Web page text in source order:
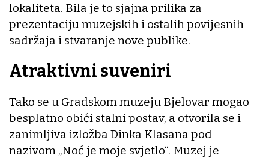
lokaliteta. Bila je to sjajna prilika za
prezentaciju muzejskih i ostalih povijesnih
sadržaja i stvaranje nove publike.
Atraktivni suveniri
Tako se u Gradskom muzeju Bjelovar mogao
besplatno obići stalni postav, a otvorila se i
zanimljiva izložba Dinka Klasana pod
nazivom „Noć je moje svjetlo“. Muzej je